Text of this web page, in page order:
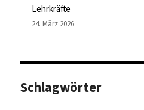
Lehrkräfte
24. März 2026
Schlagwörter